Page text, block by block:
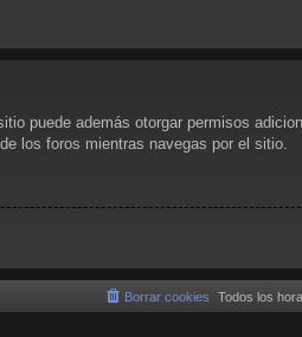
puede además otorgar permisos
los foros mientras navegas por el sitio.
Todos los
Borrar cookies